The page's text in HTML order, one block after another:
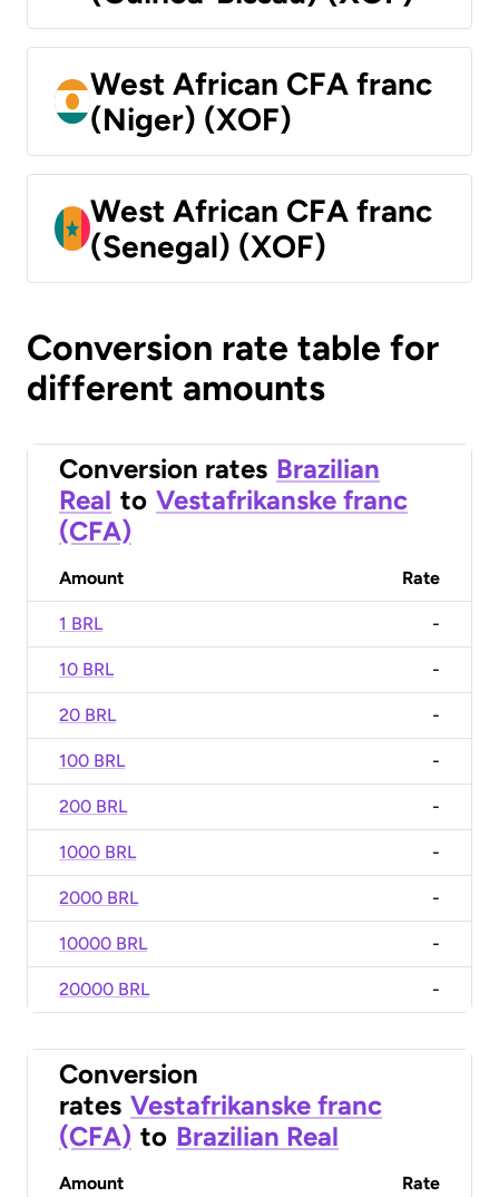
West African CFA franc
(Niger) (XOF)
West African CFA franc
(Senegal) (XOF)
Conversion rate table for
different amounts
Conversion rates Brazilian
Real to Vestafrikanske franc
(CFA)
Amount Rate
1 BRL -
10 BRL -
20 BRL -
100 BRL -
200 BRL -
1000 BRL -
2000 BRL -
10000 BRL -
20000 BRL -
Conversion
rates Vestafrikanske franc
(CFA) to Brazilian Real
Amount Rate